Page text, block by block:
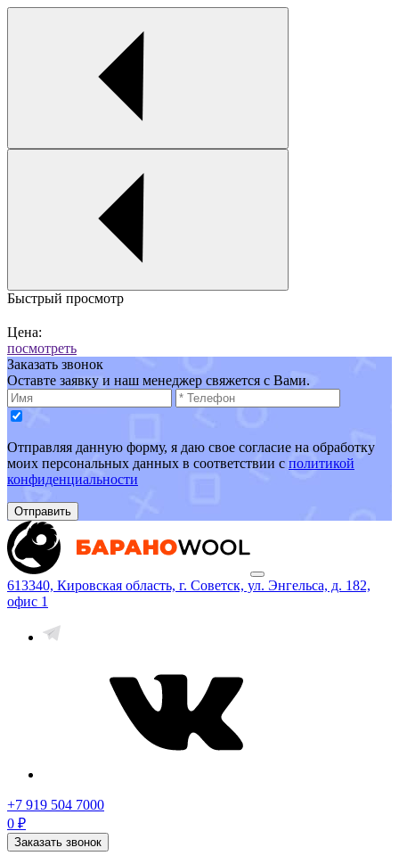
Быстрый просмотр
Цена:
посмотреть
Заказать звонок
Оставте заявку и наш менеджер свяжется с Вами.
Отправляя данную форму, я даю свое согласие на обработку
моих персональных данных в соответствии с политикой
конфиденциальности
Отправить
613340, Кировская область, г. Советск, ул. Энгельса, д. 182,
офис 1
+7 919 504 7000
0 ₽
Заказать звонок